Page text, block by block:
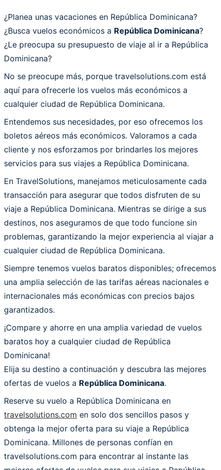
¿Planea unas vacaciones en República Dominicana?
¿Busca vuelos económicos a República Dominicana?
¿Le preocupa su presupuesto de viaje al ir a República
Dominicana?
No se preocupe más, porque travelsolutions.com está
aquí para ofrecerle los vuelos más económicos a
cualquier ciudad de República Dominicana.
Entendemos sus necesidades, por eso ofrecemos los
boletos aéreos más económicos. Valoramos a cada
cliente y nos esforzamos por brindarles los mejores
servicios para sus viajes a República Dominicana.
En TravelSolutions, manejamos meticulosamente cada
transacción para asegurar que todos disfruten de su
viaje a República Dominicana. Mientras se dirige a sus
destinos, nos aseguramos de que todo funcione sin
problemas, garantizando la mejor experiencia al viajar a
cualquier ciudad de República Dominicana.
Siempre tenemos vuelos baratos disponibles; ofrecemos
una amplia selección de las tarifas aéreas nacionales e
internacionales más económicas con precios bajos
garantizados.
¡Compare y ahorre en una amplia variedad de vuelos
baratos hoy a cualquier ciudad de República
Dominicana!
Elija su destino a continuación y descubra las mejores
ofertas de vuelos a República Dominicana.
Reserve su vuelo a República Dominicana en
travelsolutions.com en solo dos sencillos pasos y
obtenga la mejor oferta para su viaje a República
Dominicana. Millones de personas confían en
travelsolutions.com para encontrar al instante las